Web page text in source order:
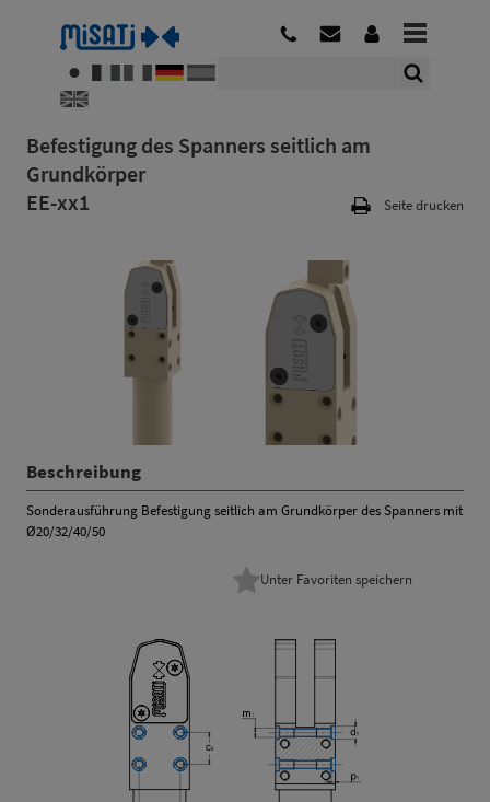
Befestigung des Spanners seitlich am
Grundkörper
EE-xx1
Seite drucken
Beschreibung
Sonderausführung Befestigung seitlich am Grundkörper des Spanners mit
Ø20/32/40/50
Unter Favoriten speichern